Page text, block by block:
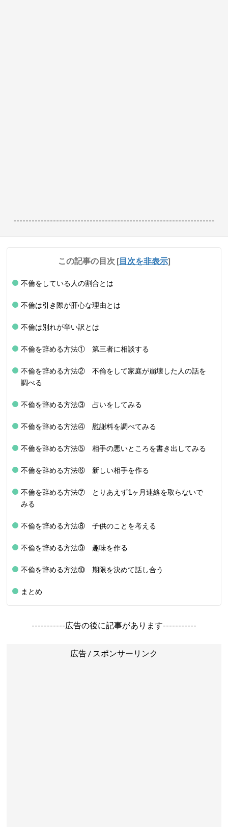
------------------------------------------------------------------
この記事の目次 [目次を非表示]
不倫をしている人の割合とは
不倫は引き際が肝心な理由とは
不倫は別れが辛い訳とは
不倫を辞める方法① 第三者に相談する
不倫を辞める方法② 不倫をして家庭が崩壊した人の話を
調べる
不倫を辞める方法③ 占いをしてみる
不倫を辞める方法④ 慰謝料を調べてみる
不倫を辞める方法⑤ 相手の悪いところを書き出してみる
不倫を辞める方法⑥ 新しい相手を作る
不倫を辞める方法⑦ とりあえず1ヶ月連絡を取らないで
みる
不倫を辞める方法⑧ 子供のことを考える
不倫を辞める方法⑨ 趣味を作る
不倫を辞める方法⑩ 期限を決めて話し合う
まとめ
-----------広告の後に記事があります-----------
広告 / スポンサーリンク